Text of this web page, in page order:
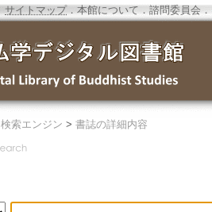
サイトマップ．本館について ． 諮問委員会 ．
検索エンジン > 書誌の詳細内容